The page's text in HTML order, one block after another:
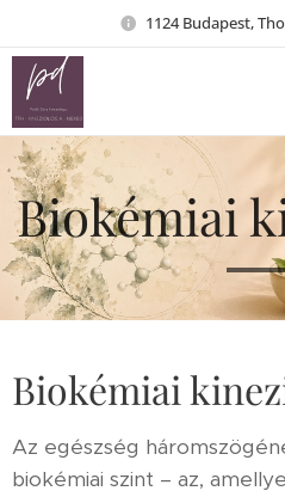
1124 Budapest,
Biokémiai
Biokémiai
Az egészség
biokémiai szint – az,